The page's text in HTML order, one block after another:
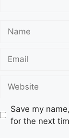
Save my
for the next